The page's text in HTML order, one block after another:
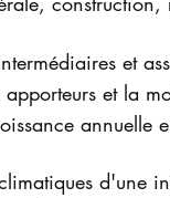
et
et la
annuelle
d'une